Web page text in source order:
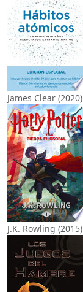
James Clear (2020)
J.K. Rowling (2015)